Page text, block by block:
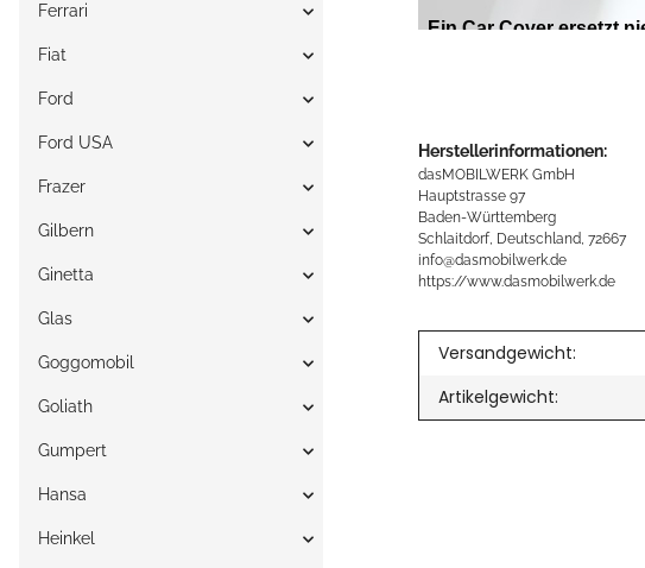
Herstellerinformationen:
dasMOBILWERK GmbH
Hauptstrasse 97
Baden-Württemberg
Schlaitdorf, Deutschland, 72667
info@dasmobilwerk.de
https://www.dasmobilwerk.de
Versandgewicht:
Artikelgewicht:
Ferrari
Fiat
Ford
Ford USA
Frazer
Gilbern
Ginetta
Glas
Goggomobil
Goliath
Gumpert
Hansa
Heinkel